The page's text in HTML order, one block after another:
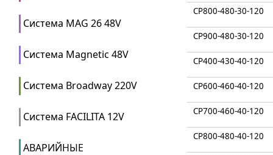
Система MAG 26 48V
Система Magnetic 48V
Система Broadway 220V
Система FACILITA 12V
АВАРИЙНЫЕ
CP800-480-30-120
CP900-480-30-120
CP400-430-40-120
CP600-460-40-120
CP700-460-40-120
CP800-480-40-120